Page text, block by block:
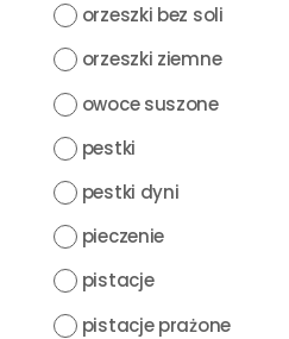
orzeszki bez soli
orzeszki ziemne
owoce suszone
pestki
pestki dyni
pieczenie
pistacje
pistacje prażone